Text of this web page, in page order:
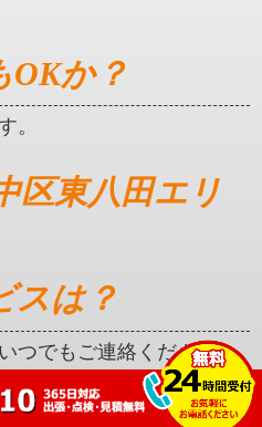
OKか？
。
区東八田エリ
スは？
つでもご連絡ください。
しているか？